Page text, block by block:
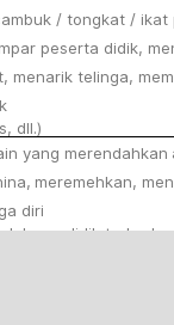
/ tongkat /
peserta didik,
menarik telinga,
dll.)
yang merendahkan
meremehkan,
diri
oleh pendidik terhadap